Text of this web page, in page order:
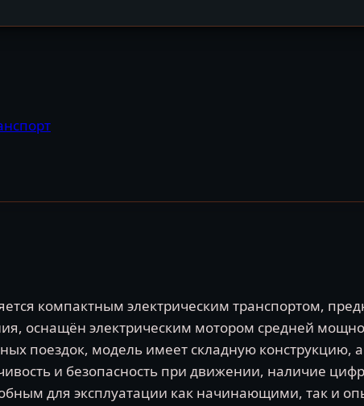
компактным электрическим транспортом,
оснащён электрическим мотором средней
поездок, модель имеет складную конструкцию,
и безопасность при движении, наличие
для эксплуатации как начинающими, так и